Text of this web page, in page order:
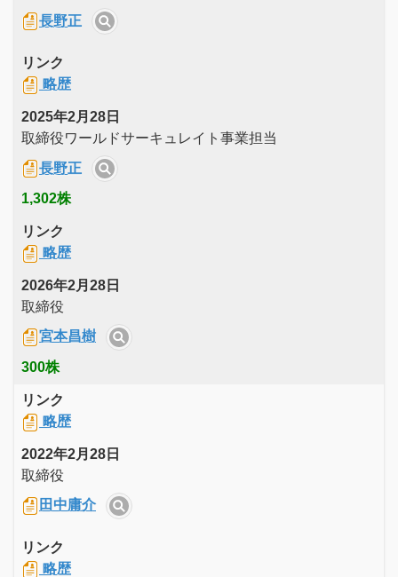
長野正
リンク
略歴
2025年2月28日
取締役ワールドサーキュレイト事業担当
長野正
1,302株
リンク
略歴
2026年2月28日
取締役
宮本昌樹
300株
リンク
略歴
2022年2月28日
取締役
田中庸介
リンク
略歴